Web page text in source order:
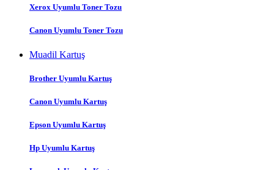
Xerox Uyumlu Toner Tozu
Canon Uyumlu Toner Tozu
Muadil Kartuş
Brother Uyumlu Kartuş
Canon Uyumlu Kartuş
Epson Uyumlu Kartuş
Hp Uyumlu Kartuş